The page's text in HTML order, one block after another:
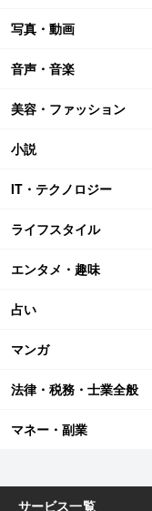
写真・動画
音声・音楽
美容・ファッション
小説
IT・テクノロジー
ライフスタイル
エンタメ・趣味
占い
マンガ
法律・税務・士業全般
マネー・副業